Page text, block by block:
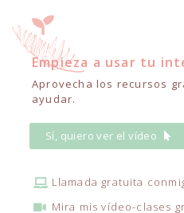
Llamada gratuita
Mira mis vídeo-clases
Empieza a usar tu
Aprovecha los recursos
ayudar.
Sí, quiero ver el vídeo